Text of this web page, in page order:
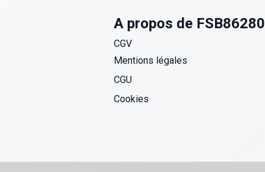
A propos de FSB86280
CGV
Mentions légales
CGU
Cookies